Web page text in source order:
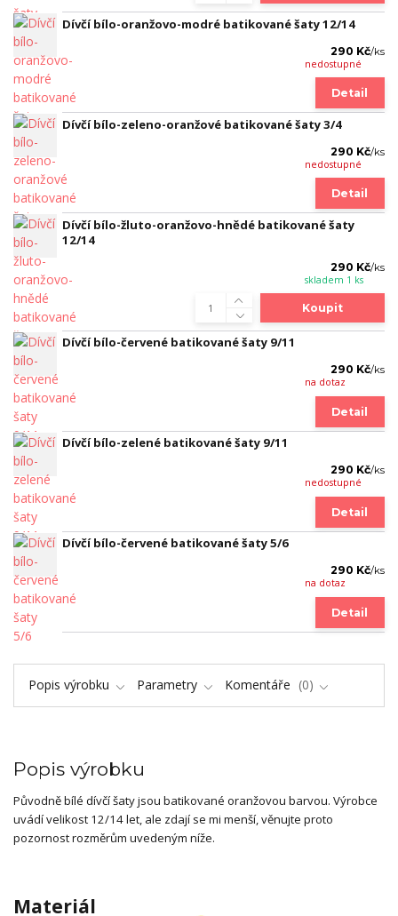
Dívčí bílo-oranžovo-modré batikované šaty 12/14
290 Kč/ks
nedostupné
Detail
Dívčí bílo-zeleno-oranžové batikované šaty 3/4
290 Kč/ks
nedostupné
Detail
Dívčí bílo-žluto-oranžovo-hnědé batikované šaty
12/14
290 Kč/ks
skladem 1 ks
Koupit
Dívčí bílo-červené batikované šaty 9/11
290 Kč/ks
na dotaz
Detail
Dívčí bílo-zelené batikované šaty 9/11
290 Kč/ks
nedostupné
Detail
Dívčí bílo-červené batikované šaty 5/6
290 Kč/ks
na dotaz
Detail
Popis výrobku Parametry Komentáře 0
Popis výrobku
Původně bílé dívčí šaty jsou batikované oranžovou barvou. Výrobce
uvádí velikost 12/14 let, ale zdají se mi menší, věnujte proto
pozornost rozměrům uvedeným níže.
Materiál